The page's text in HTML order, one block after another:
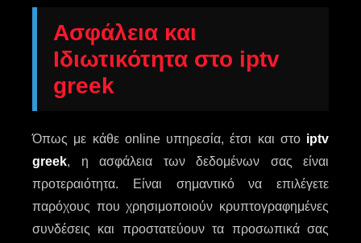
Ασφάλεια και
Ιδιωτικότητα στο iptv
greek
Όπως με κάθε online υπηρεσία, έτσι και στο iptv
greek, η ασφάλεια των δεδομένων σας είναι
προτεραιότητα. Είναι σημαντικό να επιλέγετε
παρόχους που χρησιμοποιούν κρυπτογραφημένες
συνδέσεις και προστατεύουν τα προσωπικά σας